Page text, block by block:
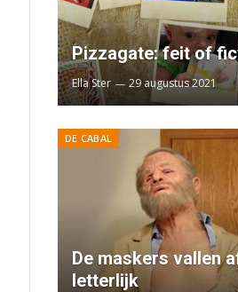
Pizzagate: feit of
Ella Ster 29 augustus 2021
DE CABAL
De maskers vallen
letterlijk